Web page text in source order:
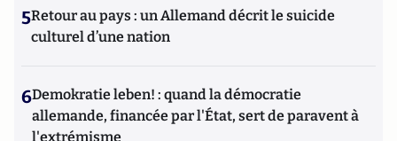
5Retour au pays : un Allemand décrit le suicide
culturel d’une nation
6Demokratie leben! : quand la démocratie
allemande, financée par l'État, sert de paravent à
l'extrémisme